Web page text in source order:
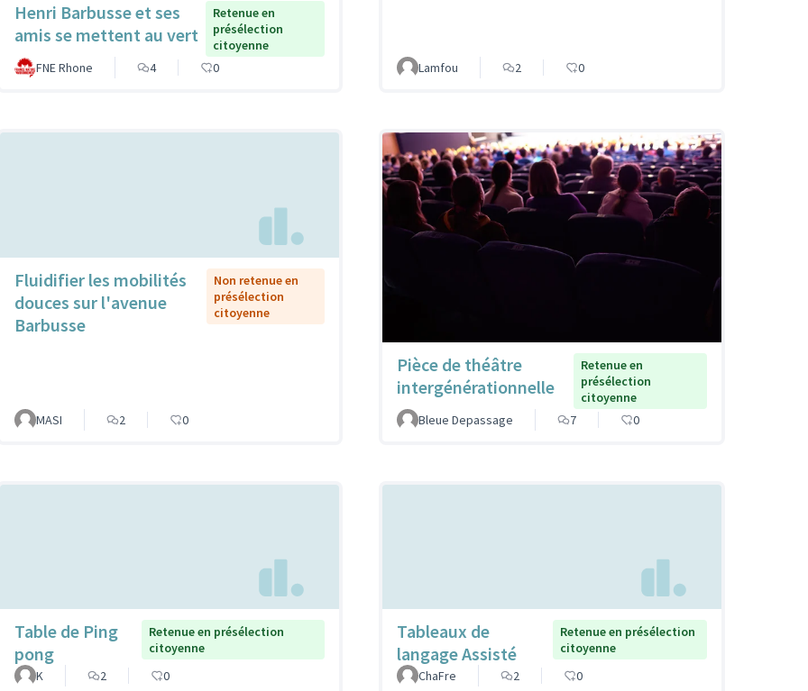
Henri Barbusse et ses
amis se mettent au vert
Retenue en
présélection
citoyenne
FNE Rhone
4 0 Lamfou 2 0
Fluidifier les mobilités
douces sur l'avenue
Barbusse
Non retenue en
présélection
citoyenne
MASI 2 0
Pièce de théâtre
intergénérationnelle
Retenue en
présélection
citoyenne
Bleue Depassage
7 0
Table de Ping
pong
Retenue en présélection
citoyenne
K
2 0
Tableaux de
langage Assisté
Retenue en présélection
citoyenne
ChaFre
2 0